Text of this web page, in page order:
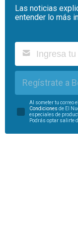
Las noticias
entender lo más
Regístrate a
Al someter tu correo
Condiciones de El
especiales de
Podrás optar salirte